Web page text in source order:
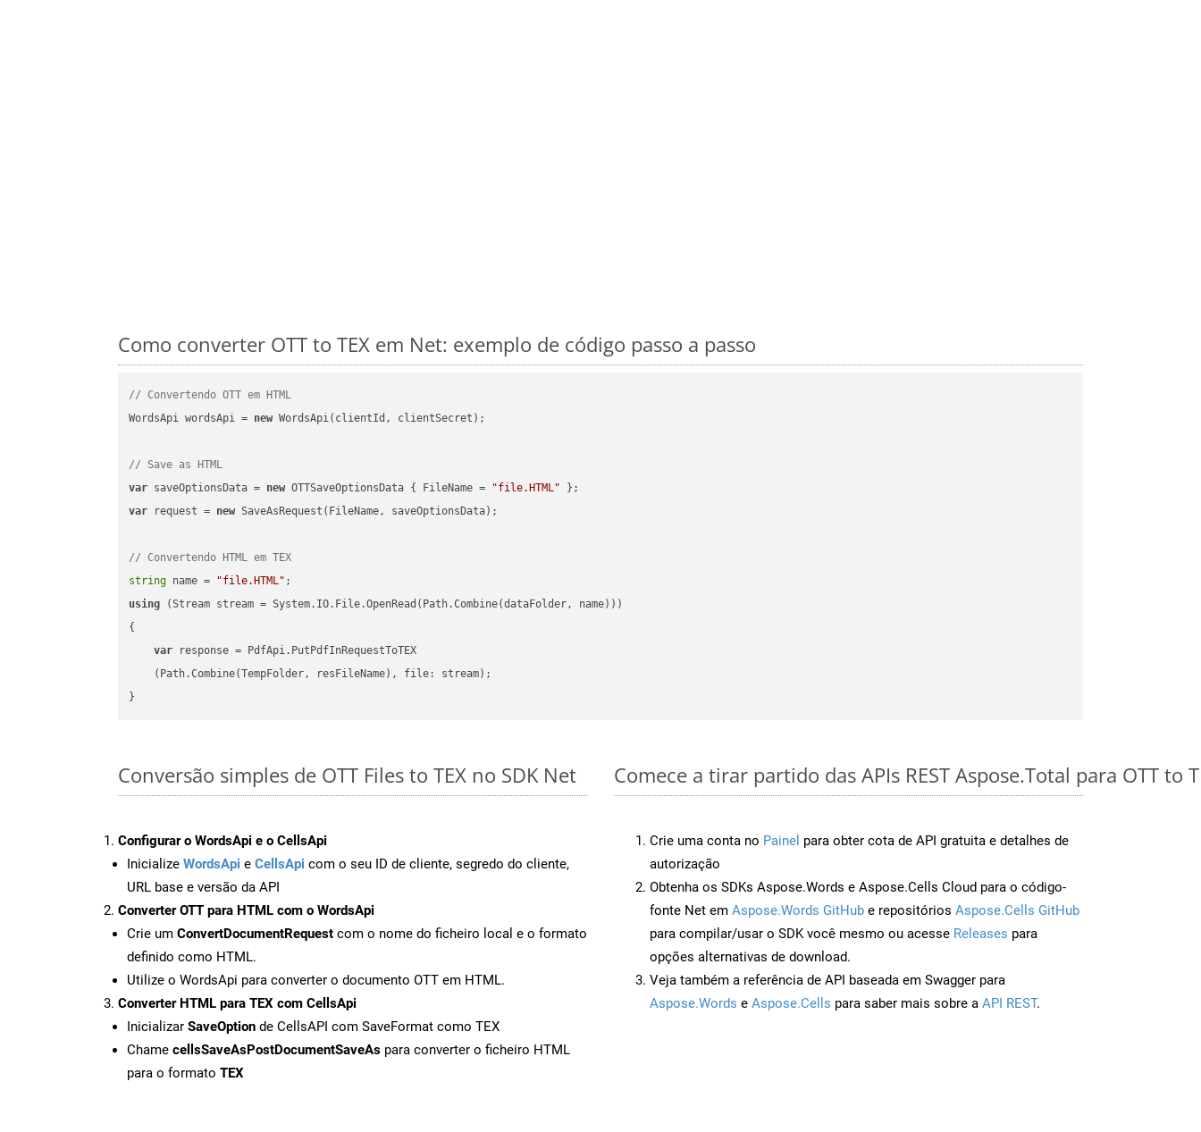
Como converter OTT to TEX em Net: exemplo de código passo a passo
// Convertendo OTT em HTML
WordsApi wordsApi = new WordsApi(clientId, clientSecret);
// Save as HTML
var saveOptionsData = new OTTSaveOptionsData { FileName = "file.HTML"
var request = new SaveAsRequest(FileName, saveOptionsData);
// Convertendo HTML em TEX
string name = "file.HTML"
using (Stream stream = System.IO.File.OpenRead(Path.Combine(dataFolder, name)))
{
var response = PdfApi.PutPdfInRequestToTEX
    (Path.Combine(TempFolder, resFileName), file: stream);
Conversão simples de OTT Files to TEX no SDK Net
Configurar o WordsApi e o CellsApi
Inicialize WordsApi e CellsApi com o seu ID de cliente, segredo do cliente,
URL base e versão da API
Converter OTT para HTML com o WordsApi
Crie um ConvertDocumentRequest com o nome do ficheiro local e o formato
definido como HTML.
Utilize o WordsApi para converter o documento OTT em HTML.
Converter HTML para TEX com CellsApi
Inicializar SaveOption de CellsAPI com SaveFormat como TEX
Chame cellsSaveAsPostDocumentSaveAs para converter o ficheiro HTML
para o formato TEX
Comece a tirar partido das APIs REST Aspose.Total para OTT to
Crie uma conta no Painel para obter cota de API gratuita e detalhes de
autorização
Obtenha os SDKs Aspose.Words e Aspose.Cells Cloud para o código-
fonte Net em Aspose.Words GitHub e repositórios Aspose.Cells GitHub
para compilar/usar o SDK você mesmo ou acesse Releases para
opções alternativas de download.
Veja também a referência de API baseada em Swagger para
Aspose.Words e Aspose.Cells para saber mais sobre a API REST.